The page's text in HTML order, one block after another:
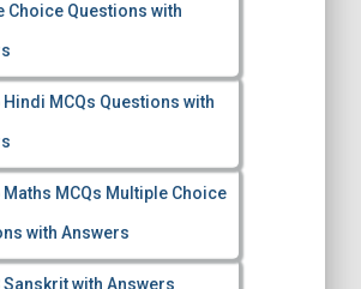
Choice Questions with
Hindi MCQs Questions with
Maths MCQs Multiple Choice
with Answers
Sanskrit with Answers